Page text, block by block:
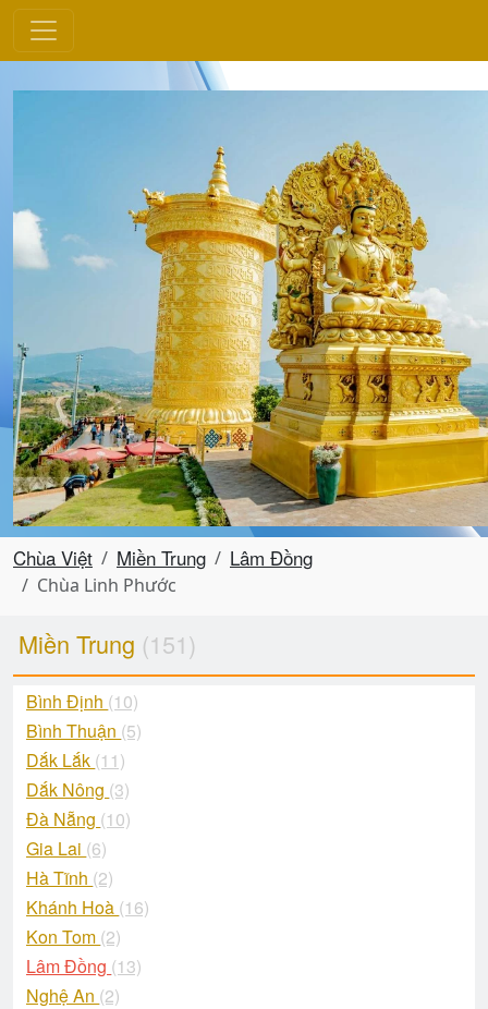
Chùa Việt Miền Trung Lâm Đồng
Chùa Linh Phước
Miền Trung (151)
Bình Định (10)
Bình Thuận (5)
Dắk Lắk (11)
Dắk Nông (3)
Đà Nẵng (10)
Gia Lai (6)
Hà Tĩnh (2)
Khánh Hoà (16)
Kon Tom (2)
Lâm Đồng (13)
Nghệ An (2)